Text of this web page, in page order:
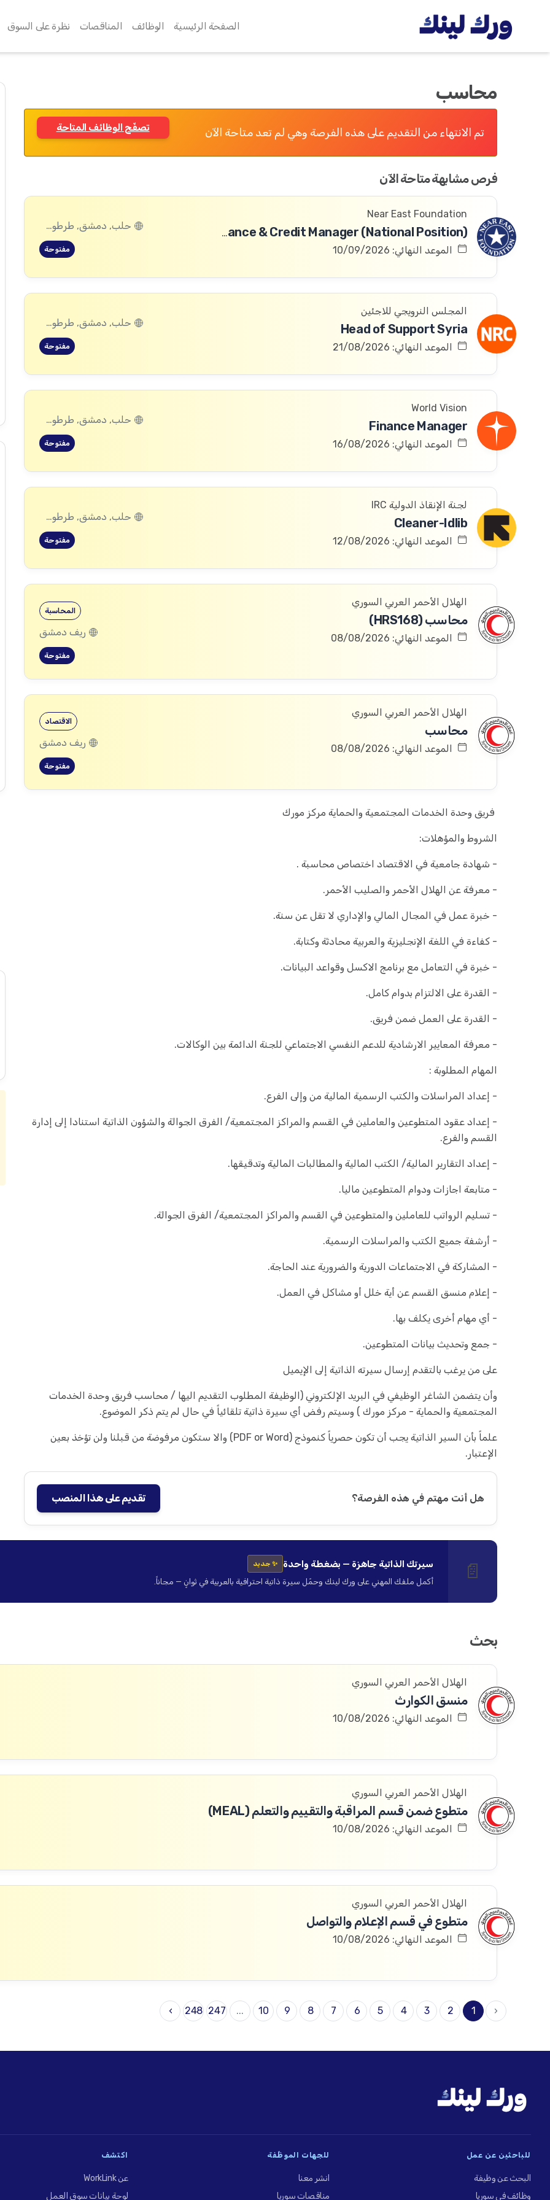
الصفحة الرئيسية الوظائف المناقصات نظرة على السوق
محاسب
تم الانتهاء من التقديم على هذه الفرصة وهي لم تعد متاحة الآن تصفّح الوظائف المتاحة
فرص مشابهة متاحة الآن
Near East Foundation
Enterprise Finance & Credit Manager (National Position)
الموعد النهائي: 10/09/2026
حلب, دمشق, طرطوس, ريف دمشق, ديرالزور, درعا, السويداء, إدلب, القنيطرة, اللاذقية, الرقة, حمص, الحسكة, حماة
مفتوحة
المجلس النرويجي للاجئين
Head of Support Syria
الموعد النهائي: 21/08/2026
حلب, دمشق, طرطوس, ريف دمشق, ديرالزور, درعا, السويداء, إدلب, القنيطرة, اللاذقية, الرقة, حمص, الحسكة, حماة
مفتوحة
World Vision
Finance Manager
الموعد النهائي: 16/08/2026
حلب, دمشق, طرطوس, ريف دمشق, ديرالزور, درعا, السويداء, إدلب, القنيطرة, اللاذقية, الرقة, حمص, الحسكة, حماة
مفتوحة
لجنة الإنقاذ الدولية IRC
Cleaner-Idlib
الموعد النهائي: 12/08/2026
حلب, دمشق, طرطوس, ريف دمشق, ديرالزور, درعا, السويداء, إدلب, القنيطرة, اللاذقية, الرقة, حمص, الحسكة, حماة
مفتوحة
الهلال الأحمر العربي السوري
محاسب (HRS168)
الموعد النهائي: 08/08/2026
المحاسبة
ريف دمشق
مفتوحة
الهلال الأحمر العربي السوري
محاسب
الموعد النهائي: 08/08/2026
الاقتصاد
ريف دمشق
مفتوحة
فريق وحدة الخدمات المجتمعية والحماية مركز مورك
الشروط والمؤهلات:
- شهادة جامعية في الاقتصاد اختصاص محاسبة .
- معرفة عن الهلال الأحمر والصليب الأحمر.
- خبرة عمل في المجال المالي والإداري لا تقل عن سنة.
- كفاءة في اللغة الإنجليزية والعربية محادثة وكتابة.
- خبرة في التعامل مع برنامج الاكسل وقواعد البيانات.
- القدرة على الالتزام بدوام كامل.
- القدرة على العمل ضمن فريق.
- معرفة المعايير الارشادية للدعم النفسي الاجتماعي للجنة الدائمة بين الوكالات.
المهام المطلوبة :
- إعداد المراسلات والكتب الرسمية المالية من وإلى الفرع.
- إعداد عقود المتطوعين والعاملين في القسم والمراكز المجتمعية/ الفرق الجوالة والشؤون الذاتية استنادا إلى إدارة
القسم والفرع.
- إعداد التقارير المالية/ الكتب المالية والمطالبات المالية وتدقيقها.
- متابعة اجازات ودوام المتطوعين ماليا.
- تسليم الرواتب للعاملين والمتطوعين في القسم والمراكز المجتمعية/ الفرق الجوالة.
- أرشفة جميع الكتب والمراسلات الرسمية.
- المشاركة في الاجتماعات الدورية والضرورية عند الحاجة.
- إعلام منسق القسم عن أية خلل أو مشاكل في العمل.
- أي مهام أخرى يكلف بها.
- جمع وتحديث بيانات المتطوعين.
على من يرغب بالتقدم إرسال سيرته الذاتية إلى الإيميل
وأن يتضمن الشاغر الوظيفي في البريد الإلكتروني (الوظيفة المطلوب التقديم اليها / محاسب فريق وحدة الخدمات
المجتمعية والحماية - مركز مورك ) وسيتم رفض أي سيرة ذاتية تلقائياً في حال لم يتم ذكر الموضوع.
علماً بأن السير الذاتية يجب أن تكون حصرياً كنموذج (PDF or Word) والا ستكون مرفوضة من قبلنا ولن تؤخذ بعين
الإعتبار.
هل أنت مهتم في هذه الفرصة؟ تقديم على هذا المنصب
📄 سيرتك الذاتية جاهزة — بضغطة واحدة ✨ جديد
أكمل ملفك المهني على ورك لينك وحمّل سيرة ذاتية احترافية بالعربية في ثوانٍ — مجاناً.
بحث
الهلال الأحمر العربي السوري
منسق الكوارث
الموعد النهائي: 10/08/2026
الهلال الأحمر العربي السوري
متطوع ضمن قسم المراقبة والتقييم والتعلم (MEAL)
الموعد النهائي: 10/08/2026
الهلال الأحمر العربي السوري
متطوع في قسم الإعلام والتواصل
الموعد النهائي: 10/08/2026
‹
1
2
3
4
5
6
7
8
9
10
...
247
248
›
للباحثين عن عمل
البحث عن وظيفة
وظائف في سوريا
للجهات الموظِّفة
انشر معنا
مناقصات سوريا
اكتشف
عن WorkLink
لوحة بيانات سوق العمل